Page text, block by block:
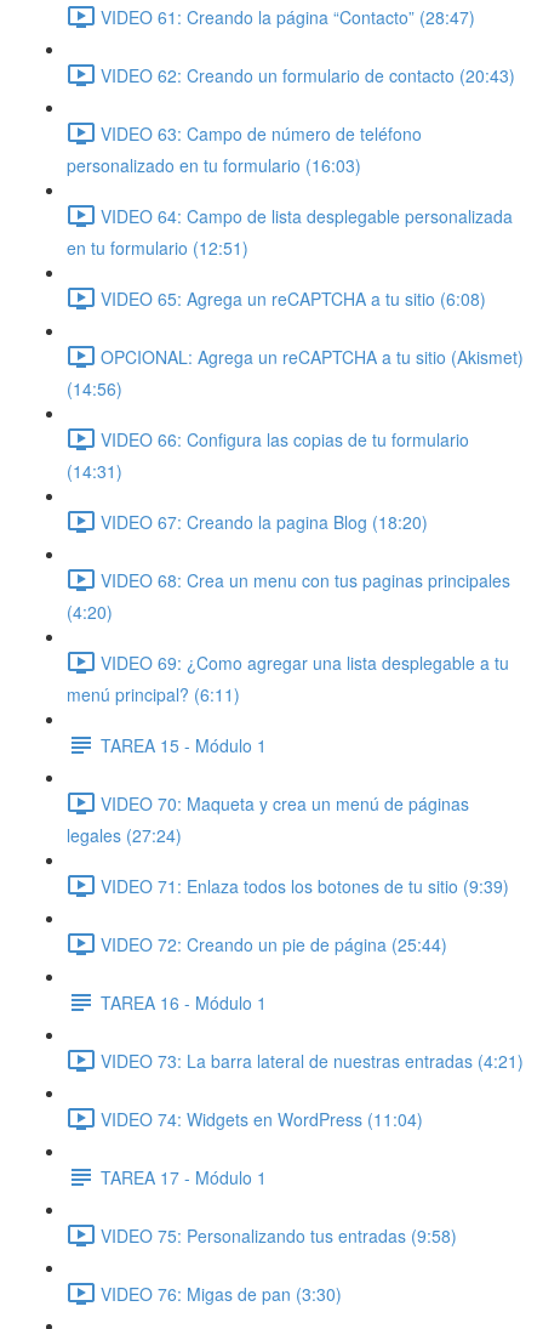
VIDEO 61: Creando la página “Contacto” (28:47)
VIDEO 62: Creando un formulario de contacto (20:43)
VIDEO 63: Campo de número de teléfono
personalizado en tu formulario (16:03)
VIDEO 64: Campo de lista desplegable personalizada
en tu formulario (12:51)
VIDEO 65: Agrega un reCAPTCHA a tu sitio (6:08)
OPCIONAL: Agrega un reCAPTCHA a tu sitio (Akismet)
(14:56)
VIDEO 66: Configura las copias de tu formulario
(14:31)
VIDEO 67: Creando la pagina Blog (18:20)
VIDEO 68: Crea un menu con tus paginas principales
(4:20)
VIDEO 69: ¿Como agregar una lista desplegable a tu
menú principal? (6:11)
TAREA 15 - Módulo 1
VIDEO 70: Maqueta y crea un menú de páginas
legales (27:24)
VIDEO 71: Enlaza todos los botones de tu sitio (9:39)
VIDEO 72: Creando un pie de página (25:44)
TAREA 16 - Módulo 1
VIDEO 73: La barra lateral de nuestras entradas (4:21)
VIDEO 74: Widgets en WordPress (11:04)
TAREA 17 - Módulo 1
VIDEO 75: Personalizando tus entradas (9:58)
VIDEO 76: Migas de pan (3:30)